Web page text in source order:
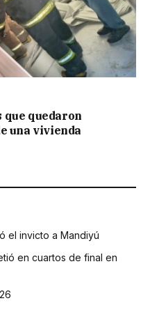
que quedaron
una vivienda
el invicto a Mandiyú
en cuartos de final en